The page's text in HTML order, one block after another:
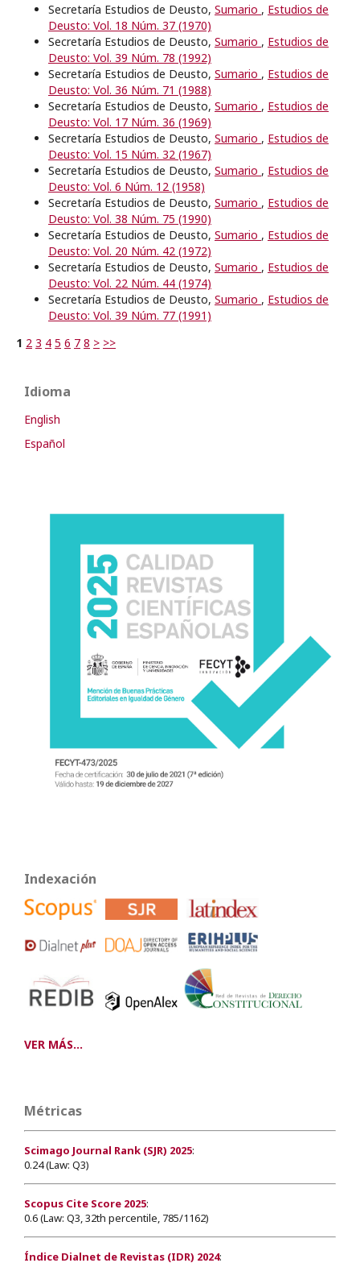
Secretaría Estudios de Deusto, Sumario , Estudios de
Deusto: Vol. 18 Núm. 37 (1970)
Secretaría Estudios de Deusto, Sumario , Estudios de
Deusto: Vol. 39 Núm. 78 (1992)
Secretaría Estudios de Deusto, Sumario , Estudios de
Deusto: Vol. 36 Núm. 71 (1988)
Secretaría Estudios de Deusto, Sumario , Estudios de
Deusto: Vol. 17 Núm. 36 (1969)
Secretaría Estudios de Deusto, Sumario , Estudios de
Deusto: Vol. 15 Núm. 32 (1967)
Secretaría Estudios de Deusto, Sumario , Estudios de
Deusto: Vol. 6 Núm. 12 (1958)
Secretaría Estudios de Deusto, Sumario , Estudios de
Deusto: Vol. 38 Núm. 75 (1990)
Secretaría Estudios de Deusto, Sumario , Estudios de
Deusto: Vol. 20 Núm. 42 (1972)
Secretaría Estudios de Deusto, Sumario , Estudios de
Deusto: Vol. 22 Núm. 44 (1974)
Secretaría Estudios de Deusto, Sumario , Estudios de
Deusto: Vol. 39 Núm. 77 (1991)
1 2 3 4 5 6 7 8 > >>
Idioma
English
Español
Indexación
VER MÁS...
Métricas
Scimago Journal Rank (SJR) 2025:
0.24 (Law: Q3)
Scopus Cite Score 2025:
0.6 (Law: Q3, 32th percentile, 785/1162)
Índice Dialnet de Revistas (IDR) 2024: